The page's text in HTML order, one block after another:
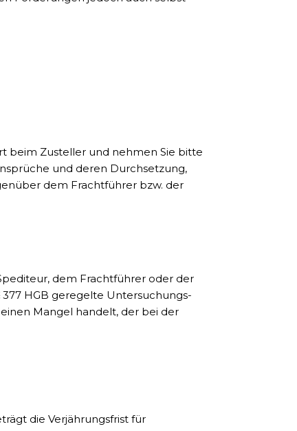
beim Zusteller und nehmen Sie bitte
und deren Durchsetzung,
dem Frachtführer bzw. der
dem Frachtführer oder der
HGB geregelte Untersuchungs-
Mangel handelt, der bei der
die Verjährungsfrist für